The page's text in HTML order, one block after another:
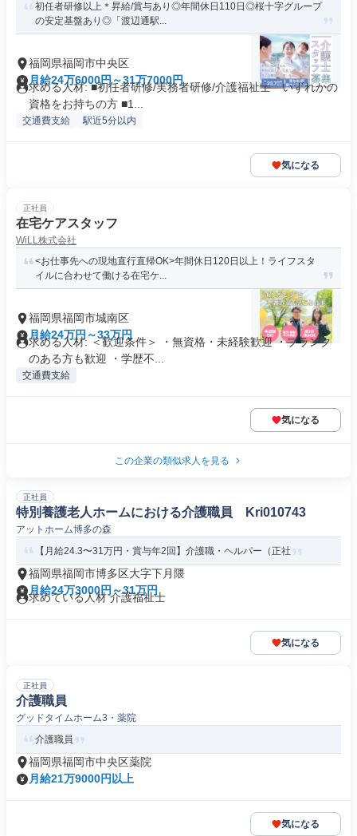
初任者研修以上＊昇給/賞与あり◎年間休日110日◎桜十字グループ
の安定基盤あり◎「渡辺通駅...
福岡県福岡市中央区
月給24万6000円～31万7000円
求める人材: ■初任者研修/実務者研修/介護福祉士 いずれかの
資格をお持ちの方 ■1...
交通費支給 駅近5分以内
気になる
正社員
在宅ケアスタッフ
WiLL株式会社
<お仕事先への現地直行直帰OK>年間休日120日以上！ライフスタ
イルに合わせて働ける在宅ケ...
福岡県福岡市城南区
月給24万円～33万円
求める人材: ＜歓迎条件＞ ・無資格・未経験歓迎 ・ブランク
のある方も歓迎 ・学歴不...
交通費支給
気になる
この企業の類似求人を見る
正社員
特別養護老人ホームにおける介護職員 Kri010743
アットホーム博多の森
【月給24.3〜31万円・賞与年2回】介護職・ヘルパー（正社
福岡県福岡市博多区大字下月隈
月給24万3000円～31万円
求めている人材 介護福祉士
気になる
正社員
介護職員
グッドタイムホーム3・薬院
介護職員
福岡県福岡市中央区薬院
月給21万9000円以上
気になる